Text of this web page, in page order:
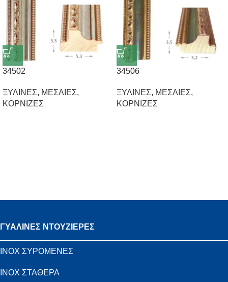
34502
ΞΥΛΙΝΕΣ, ΜΕΣΑΙΕΣ,
ΚΟΡΝΙΖΕΣ
34506
ΞΥΛΙΝΕΣ, ΜΕΣΑΙΕΣ,
ΚΟΡΝΙΖΕΣ
ΓΥΑΛΙΝΕΣ ΝΤΟΥΖΙΕΡΕΣ
INOX ΣΥΡΟΜΕΝΕΣ
INOX ΣΤΑΘΕΡΑ